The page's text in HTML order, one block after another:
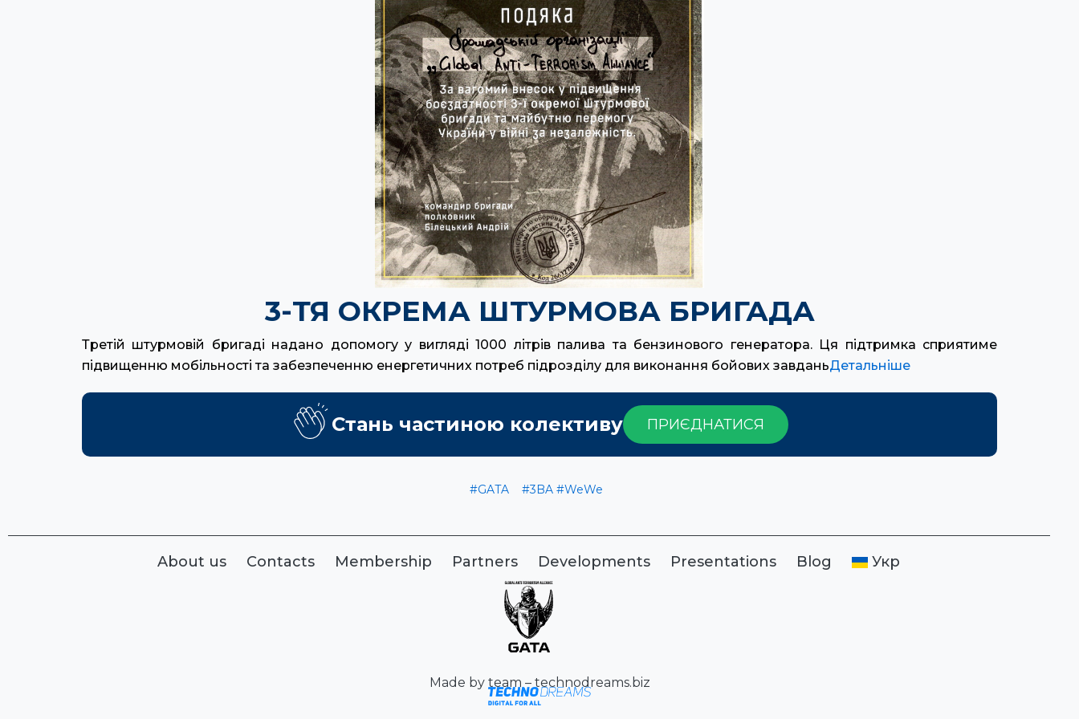
3-ТЯ ОКРЕМА ШТУРМОВА БРИГАДА
Третій штурмовій бригаді надано допомогу у вигляді 1000 літрів палива та бензинового генератора. Ця підтримка сприятиме
підвищенню мобільності та забезпеченню енергетичних потреб підрозділу для виконання бойових завданьДетальніше
Стань частиною колективу ПРИЄДНАТИСЯ
#GATA #3BA #WeWe
About us Contacts Membership Partners Developments Presentations Blog Укр
Made by team – technodreams.biz